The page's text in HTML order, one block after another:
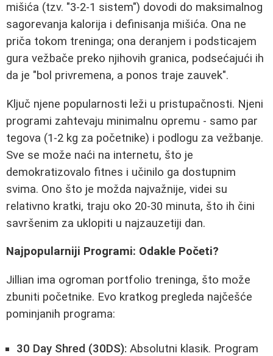
mišića (tzv. "3-2-1 sistem") dovodi do maksimalnog
sagorevanja kalorija i definisanja mišića. Ona ne
priča tokom treninga; ona deranjem i podsticajem
gura vežbače preko njihovih granica, podsećajući ih
da je "bol privremena, a ponos traje zauvek".
Ključ njene popularnosti leži u pristupačnosti. Njeni
programi zahtevaju minimalnu opremu - samo par
tegova (1-2 kg za početnike) i podlogu za vežbanje.
Sve se može naći na internetu, što je
demokratizovalo fitnes i učinilo ga dostupnim
svima. Ono što je možda najvažnije, videi su
relativno kratki, traju oko 20-30 minuta, što ih čini
savršenim za uklopiti u najzauzetiji dan.
Najpopularniji Programi: Odakle Početi?
Jillian ima ogroman portfolio treninga, što može
zbuniti početnike. Evo kratkog pregleda najčešće
pominjanih programa:
30 Day Shred (30DS): Absolutni klasik. Program